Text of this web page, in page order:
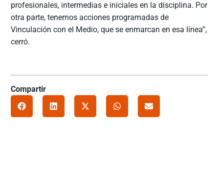
profesionales, intermedias e iniciales en la disciplina. Por
otra parte, tenemos acciones programadas de
Vinculación con el Medio, que se enmarcan en esa línea”,
cerró.
Compartir